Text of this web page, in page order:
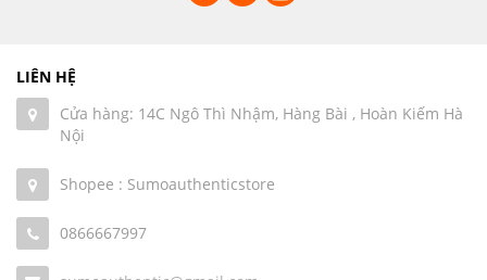
LIÊN HỆ
Cửa hàng: 14C Ngô Thì Nhậm, Hàng Bài , Hoàn Kiếm Hà
Nội
Shopee : Sumoauthenticstore
0866667997